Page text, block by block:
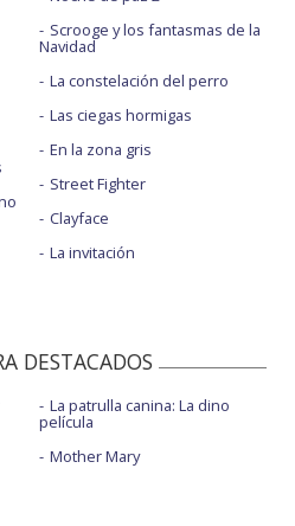
Scrooge y los fantasmas de la
Navidad
La constelación del perro
Las ciegas hormigas
En la zona gris
Street Fighter
Clayface
La invitación
DESTACADOS
La patrulla canina: La dino
película
Mother Mary